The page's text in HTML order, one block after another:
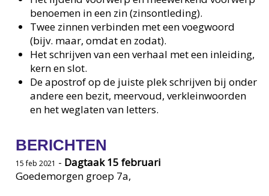
benoemen in een zin (zinsontleding).
Twee zinnen verbinden met een voegwoord
(bijv. maar, omdat en zodat).
Het schrijven van een verhaal met een inleiding,
kern en slot.
De apostrof op de juiste plek schrijven bij onder
andere een bezit, meervoud, verkleinwoorden
en het weglaten van letters.
BERICHTEN
15 feb 2021 - Dagtaak 15 februari
Goedemorgen groep 7a,